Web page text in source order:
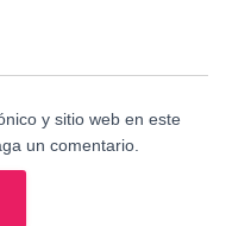
y sitio web en este
un comentario.